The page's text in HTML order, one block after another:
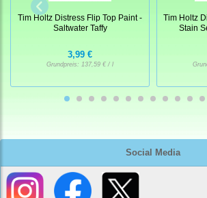
Social Media
Tim Holtz Distress Flip Top Paint -
Saltwater Taffy
3,99 €
Grundpreis: 137,59 € / l
Tim Holtz
Stain